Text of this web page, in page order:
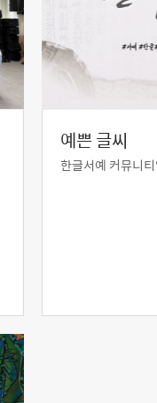
예쁜 글씨
한글서예 커뮤니